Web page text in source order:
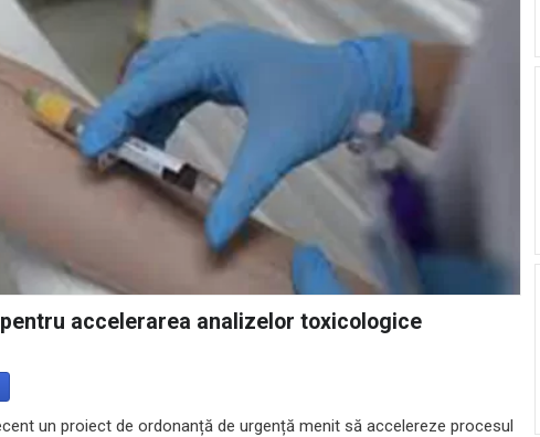
accelerarea analizelor toxicologice
un proiect de ordonanță de urgență menit să accelereze procesul